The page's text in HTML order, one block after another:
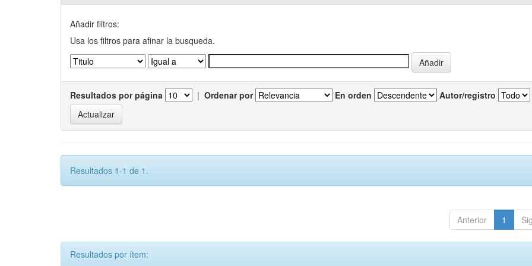
Añadir filtros:
Usa los filtros para afinar la busqueda.
Resultados por página | Ordenar por En orden Autor/registro
Resultados 1-1 de 1.
Anterior 1
Resultados por ítem: